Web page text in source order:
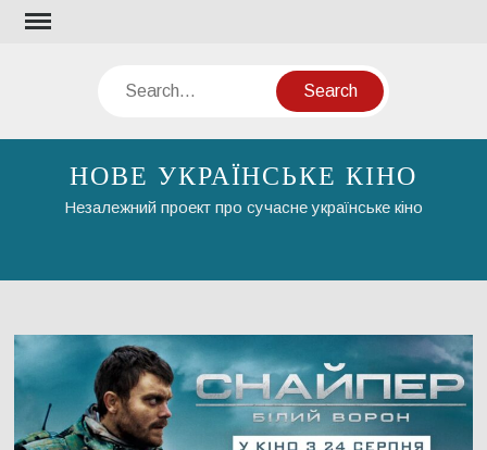
Skip
Search
НОВЕ УКРАЇНСЬКЕ КІНО
Незалежний проект про сучасне українське кіно